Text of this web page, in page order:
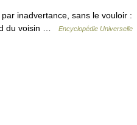
inadvertance, sans le vouloir :
du voisin …
Encyclopédie Universelle